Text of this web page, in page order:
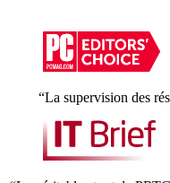
“La supervision des